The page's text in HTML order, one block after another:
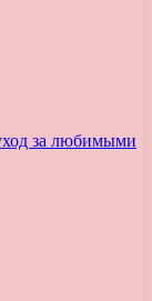
за любимыми